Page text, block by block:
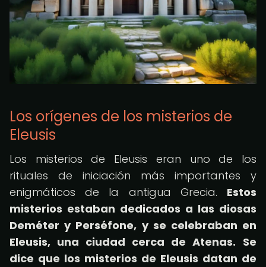
Los orígenes de los misterios de
Eleusis
Los misterios de Eleusis eran uno de los
rituales de iniciación más importantes y
enigmáticos de la antigua Grecia. Estos
misterios estaban dedicados a las diosas
Deméter y Perséfone, y se celebraban en
Eleusis, una ciudad cerca de Atenas. Se
dice que los misterios de Eleusis datan de